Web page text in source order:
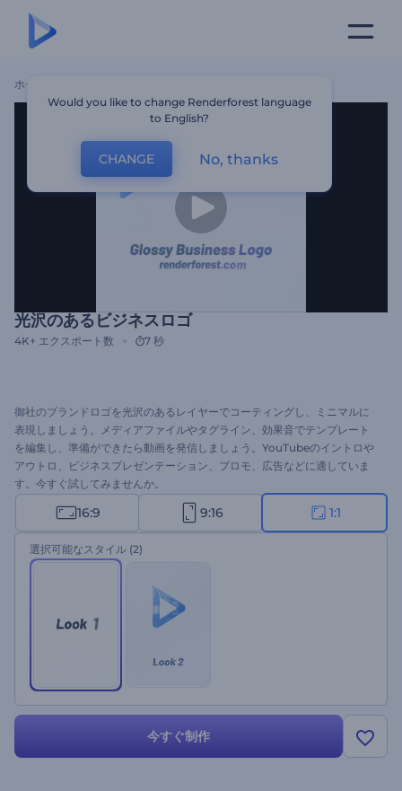
ホーム
光沢のあるビジネスロゴ
4K+ エクスポート数 7 秒
御社のブランドロゴを光沢のあるレイヤーでコーティングし、ミニマルに
表現しましょう。メディアファイルやタグライン、効果音でテンプレート
を編集し、準備ができたら動画を発信しましょう。YouTubeのイントロや
アウトロ、ビジネスプレゼンテーション、プロモ、広告などに適していま
す。今すぐ試してみませんか。
16:9 9:16 1:1
選択可能なスタイル (2)
今すぐ制作
Would you like to change Renderforest language
to English?
CHANGE No, thanks